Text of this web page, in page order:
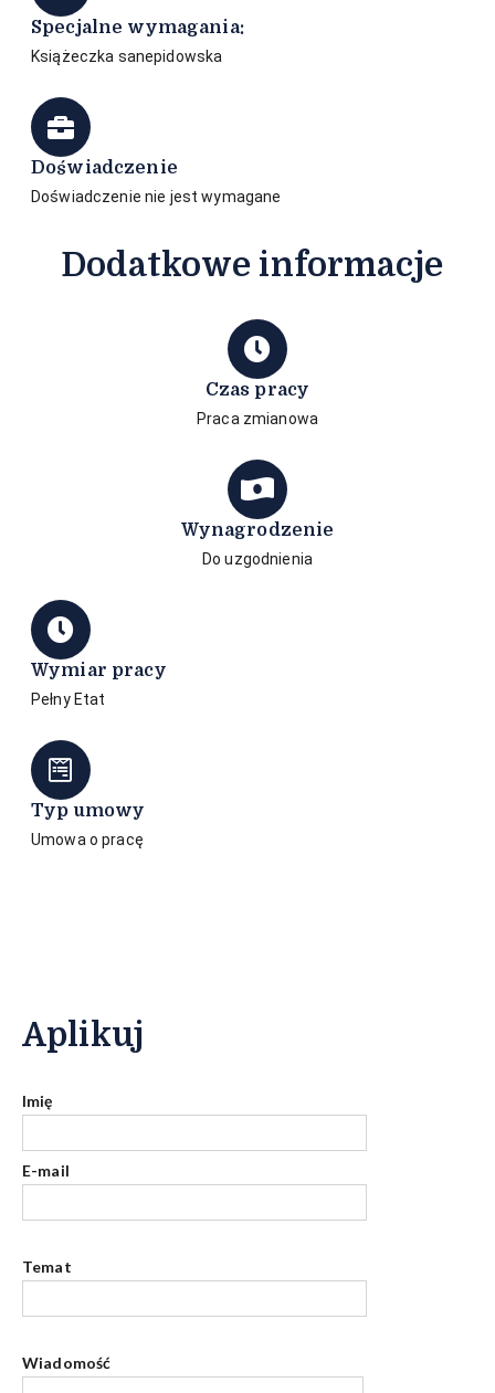
Specjalne wymagania:
Książeczka sanepidowska
Doświadczenie
Doświadczenie nie jest wymagane
Dodatkowe informacje
Czas pracy
Praca zmianowa
Wynagrodzenie
Do uzgodnienia
Wymiar pracy
Pełny Etat
Typ umowy
Umowa o pracę
Aplikuj
Imię
E-mail
Temat
Wiadomość